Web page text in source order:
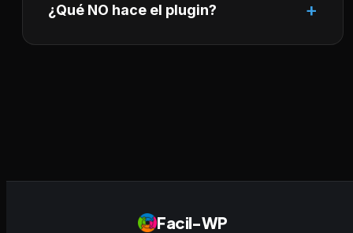
¿Qué NO hace el plugin?
Facil-WP